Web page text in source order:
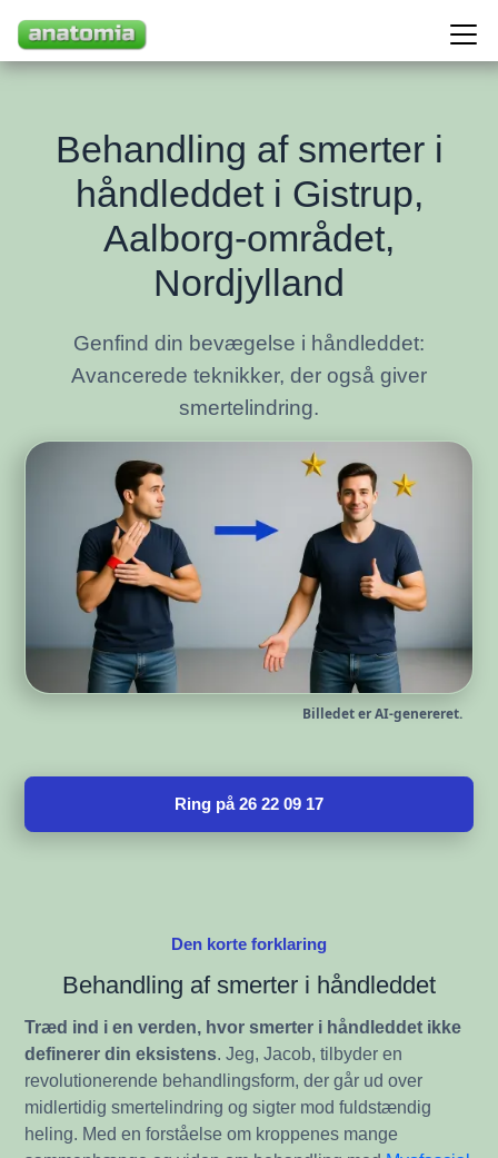
Behandling af smerter i
håndleddet i Gistrup,
Aalborg-området,
Nordjylland
Genfind din bevægelse i håndleddet:
Avancerede teknikker, der også giver
smertelindring.
Billedet er AI-genereret.
Ring på 26 22 09 17
Den korte forklaring
Behandling af smerter i håndleddet
Træd ind i en verden, hvor smerter i håndleddet ikke
definerer din eksistens. Jeg, Jacob, tilbyder en
revolutionerende behandlingsform, der går ud over
midlertidig smertelindring og sigter mod fuldstændig
heling. Med en forståelse om kroppenes mange